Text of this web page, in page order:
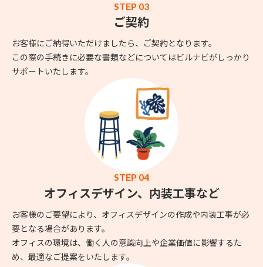
STEP 03
ご契約
お客様にご納得いただけましたら、ご契約となります。
この際の手続きに必要な書類などについてはビルナビがしっかり
サポートいたします。
STEP 04
オフィスデザイン、内装工事など
お客様のご要望により、オフィスデザインの作成や内装工事が必
要となる場合があります。
オフィスの環境は、働く人の意識向上や企業価値に影響するた
め、最適なご提案をいたします。